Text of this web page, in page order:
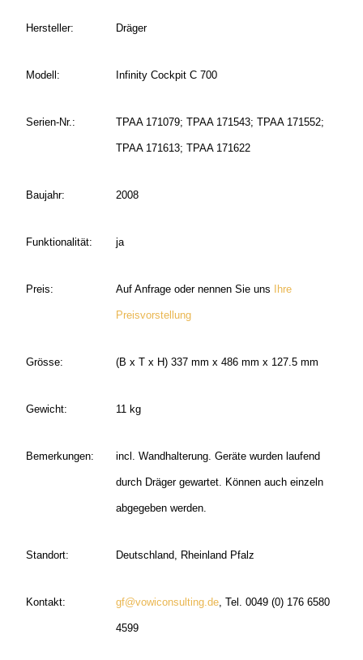
Hersteller: Dräger
Modell: Infinity Cockpit C 700
Serien-Nr.: TPAA 171079; TPAA 171543; TPAA 171552;
TPAA 171613; TPAA 171622
Baujahr: 2008
Funktionalität: ja
Preis: Auf Anfrage oder nennen Sie uns Ihre
Preisvorstellung
Grösse: (B x T x H) 337 mm x 486 mm x 127.5 mm
Gewicht: 11 kg
Bemerkungen: incl. Wandhalterung. Geräte wurden laufend
durch Dräger gewartet. Können auch einzeln
abgegeben werden.
Standort: Deutschland, Rheinland Pfalz
Kontakt: gf@vowiconsulting.de, Tel. 0049 (0) 176 6580
4599